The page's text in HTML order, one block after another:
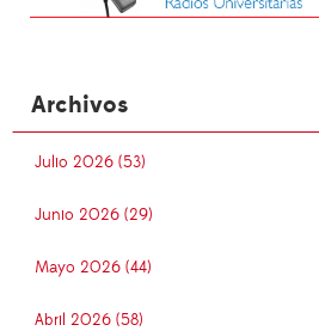
Archivos
Julio 2026 (53)
Junio 2026 (29)
Mayo 2026 (44)
Abril 2026 (58)